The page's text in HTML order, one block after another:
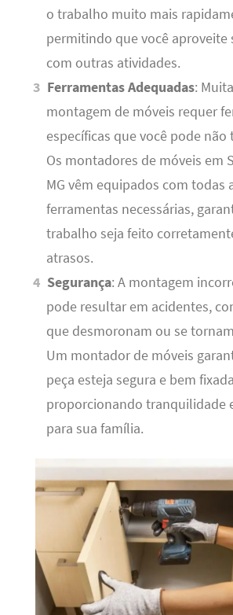
o trabalho muito mais
permitindo que você aproveite
com outras atividades.
Ferramentas Adequadas:
montagem de móveis requer
específicas que você pode não
Os montadores de móveis em
MG vêm equipados com todas
ferramentas necessárias,
trabalho seja feito
atrasos.
Segurança: A montagem
pode resultar em acidentes,
que desmoronam ou se
Um montador de móveis
peça esteja segura e bem
proporcionando tranquilidade
para sua família.